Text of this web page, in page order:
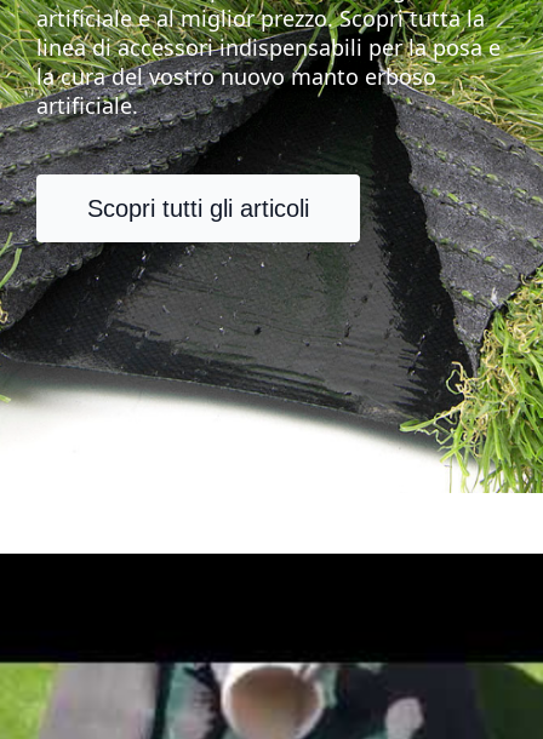
artificiale e al miglior prezzo. Scopri tutta la
linea di accessori indispensabili per la posa e
la cura del vostro nuovo manto erboso
artificiale.
Scopri tutti gli articoli